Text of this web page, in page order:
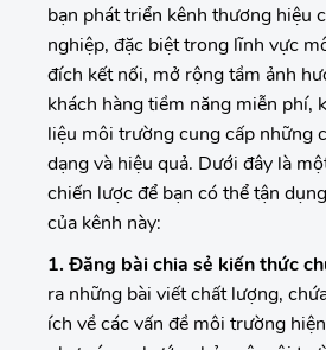
bạn phát triển kênh thương hiệu
nghiệp, đặc biệt trong lĩnh vực
đích kết nối, mở rộng tầm ảnh
khách hàng tiềm năng miễn phí,
liệu môi trường cung cấp những
dạng và hiệu quả. Dưới đây là
chiến lược để bạn có thể tận
của kênh này:
1. Đăng bài chia sẻ kiến thức
ra những bài viết chất lượng,
ích về các vấn đề môi trường